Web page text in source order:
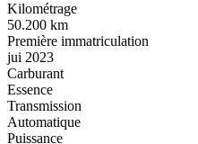
Kilométrage
50.200 km
Première immatriculation
jui 2023
Carburant
Essence
Transmission
Automatique
Puissance